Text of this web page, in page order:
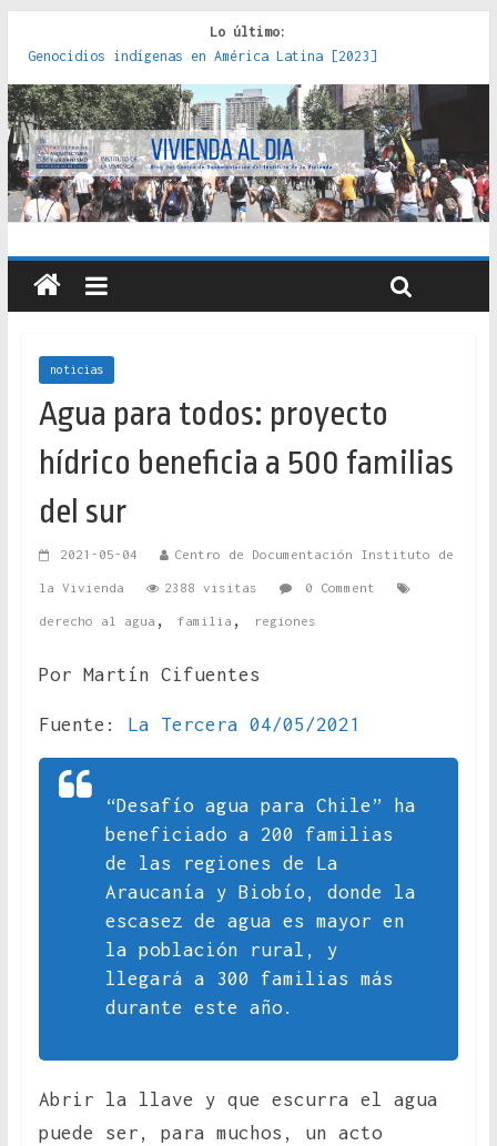
Lo último:
Genocidios indígenas en América Latina [2023]
Estudios sobre la espacialización de los Estados :
políticas, prácticas y representaciones [2022]
Donde el pedernal choca con el acero : hacia una teoría
crítica de las fronteras latinoamericanas [2020]
Criterios técnicos para una vivienda adecuada [2019]
Red de consultorios de la Caja del Seguro Obrero en
Santiago : un patrimonio emblemático [2014]
noticias
Agua para todos: proyecto
hídrico beneficia a 500 familias
del sur
2021-05-04 Centro de Documentación Instituto de
la Vivienda 2388 visitas 0 Comment
derecho al agua , familia , regiones
Por Martín Cifuentes
Fuente: La Tercera 04/05/2021
“Desafío agua para Chile” ha
beneficiado a 200 familias
de las regiones de La
Araucanía y Biobío, donde la
escasez de agua es mayor en
la población rural, y
llegará a 300 familias más
durante este año.
Abrir la llave y que escurra el agua
puede ser, para muchos, un acto